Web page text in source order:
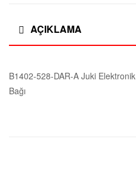
i
k
AÇIKLAMA
B1402-528-DAR-A Juki
Bağı